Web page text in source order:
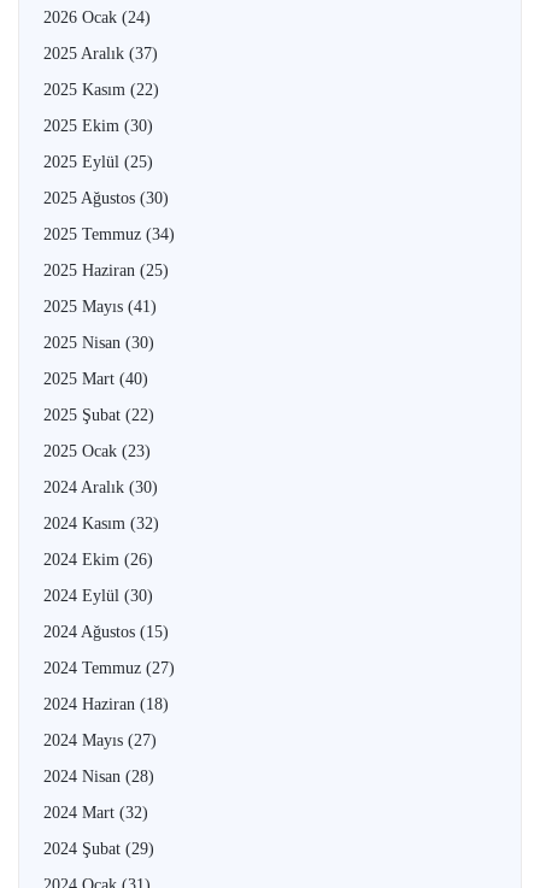
2026 Ocak (24)
2025 Aralık (37)
2025 Kasım (22)
2025 Ekim (30)
2025 Eylül (25)
2025 Ağustos (30)
2025 Temmuz (34)
2025 Haziran (25)
2025 Mayıs (41)
2025 Nisan (30)
2025 Mart (40)
2025 Şubat (22)
2025 Ocak (23)
2024 Aralık (30)
2024 Kasım (32)
2024 Ekim (26)
2024 Eylül (30)
2024 Ağustos (15)
2024 Temmuz (27)
2024 Haziran (18)
2024 Mayıs (27)
2024 Nisan (28)
2024 Mart (32)
2024 Şubat (29)